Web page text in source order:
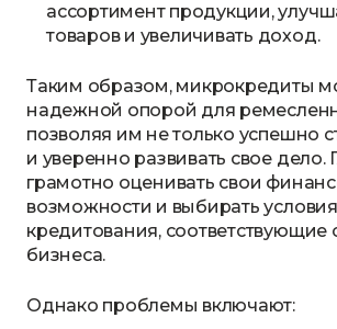
ассортимент продукции,
товаров и увеличивать доход.
Таким образом, микрокредиты
надежной опорой для
позволяя им не только успешно
и уверенно развивать свое дело.
грамотно оценивать свои
возможности и выбирать условия
кредитования, соответствующие
бизнеса.
Однако проблемы включают: